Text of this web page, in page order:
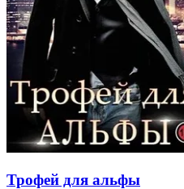
Трофей для альфы